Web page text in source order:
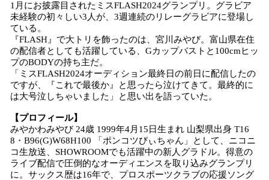
1月にお披露目されたミスFLASH2024グランプリ。グラビア
未経験の初々しい3人が、3週連続のリレーグラビアに登場し
ている。
『FLASH』で大トリを飾ったのは、宮川みやび。富山県在住
の配信者としても活躍している、Gカップバストと100cmヒッ
プのBODYの持ち主だ。
「ミスFLASH2024オーディション最終日の前日に配信したの
ですが、『これで最後か』と思ったら泣けてきて。最終的に
は大号泣しちゃいました」と思い出を語っていた。
【プロフィール】
みやかわみやび 24歳 1999年4月15日生まれ 山梨県出身 T16
8・B96(G)W68H100 「ポンコツびぃちゃん」として、ニコニ
コ生放送、SHOWROOMでも活躍中の新人グラドル。得意の
ライブ配信で圧倒的なオーディエンスを取り込みグランプリ
に。サックス歴は16年で、プロスポーツクラブの応援ソング